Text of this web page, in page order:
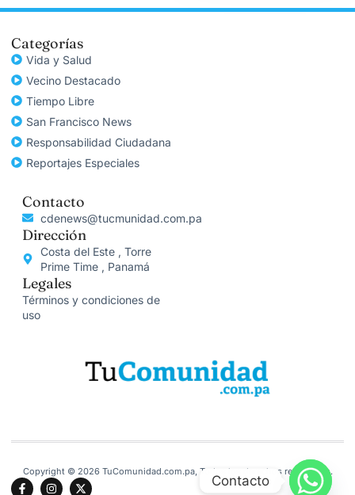
Categorías
Vida y Salud
Vecino Destacado
Tiempo Libre
San Francisco News
Responsabilidad Ciudadana
Reportajes Especiales
Contacto
cdenews@tucmunidad.com.pa
Dirección
Costa del Este , Torre
Prime Time , Panamá
Legales
Términos y condiciones de
uso
Copyright © 2026 TuComunidad.com.pa, Todos los derechos reservados.
Contacto